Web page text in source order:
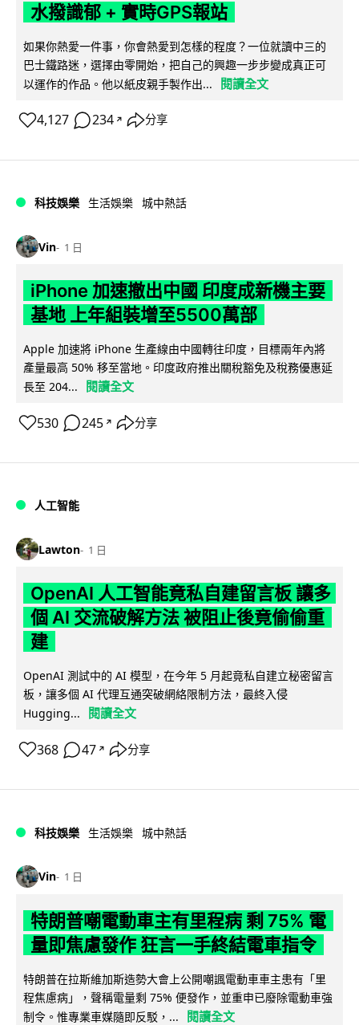
水撥識郁 + 實時GPS報站
如果你熱愛一件事，你會熱愛到怎樣的程度？一位就讀中三的
巴士鐵路迷，選擇由零開始，把自己的興趣一步步變成真正可
以運作的作品。他以紙皮親手製作出...
閱讀全文
4,127 234 ↗ 分享
科技娛樂 生活娛樂 城中熱話
Vin 1 日
iPhone 加速撤出中國 印度成新機主要
基地 上年組裝增至5500萬部
Apple 加速將 iPhone 生產線由中國轉往印度，目標兩年內將
產量最高 50% 移至當地。印度政府推出關稅豁免及稅務優惠延
長至 204...
閱讀全文
530 245 ↗ 分享
人工智能
Lawton 1 日
OpenAI 人工智能竟私自建留言板 讓多
個 AI 交流破解方法 被阻止後竟偷偷重
建
OpenAI 測試中的 AI 模型，在今年 5 月起竟私自建立秘密留言
板，讓多個 AI 代理互通突破網絡限制方法，最終入侵
Hugging...
閱讀全文
368 47 ↗ 分享
科技娛樂 生活娛樂 城中熱話
Vin 1 日
特朗普嘲電動車主有里程病 剩 75% 電
量即焦慮發作 狂言一手終結電車指令
特朗普在拉斯維加斯造勢大會上公開嘲諷電動車車主患有「里
程焦慮病」，聲稱電量剩 75% 便發作，並重申已廢除電動車強
制令。惟專業車媒隨即反駁，...
閱讀全文